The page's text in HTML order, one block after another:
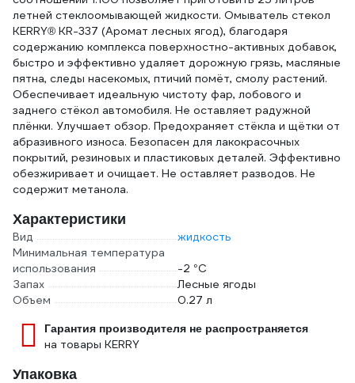
летней стеклоомывающей жидкости. Омыватель стекол
KERRY® KR-337 (Аромат лесных ягод), благодаря
содержанию комплекса поверхностно-активных добавок,
быстро и эффективно удаляет дорожную грязь, масляные
пятна, следы насекомых, птичий помёт, смолу растений.
Обеспечивает идеальную чистоту фар, лобового и
заднего стёкол автомобиля. Не оставляет радужной
плёнки. Улучшает обзор. Предохраняет стёкла и щётки от
абразивного износа. Безопасен для лакокрасочных
покрытий, резиновых и пластиковых деталей. Эффективно
обезжиривает и очищает. Не оставляет разводов. Не
содержит метанола.
Характеристики
Вид
жидкость
Минимальная температура
использования
-2 °С
Запах
Лесные ягоды
Объем
0.27 л
Гарантия производителя не распространяется
на товары KERRY
Упаковка